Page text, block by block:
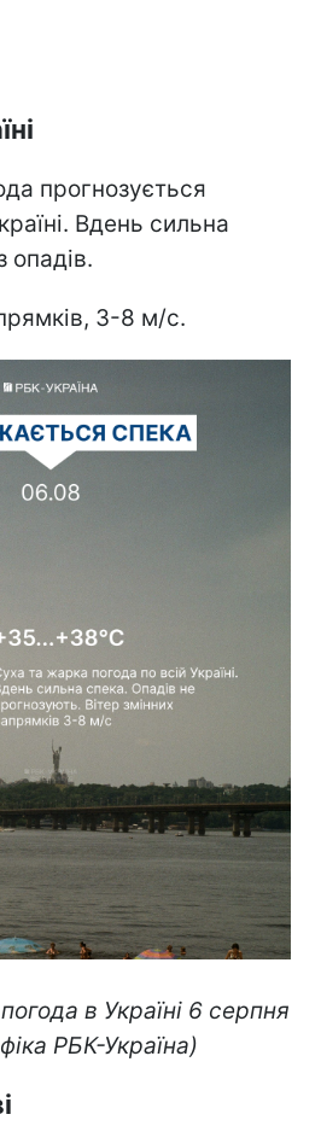
прогнозується
Вдень сильна
опадів.
3-8 м/с.
в Україні 6 серпня
РБК-Україна)